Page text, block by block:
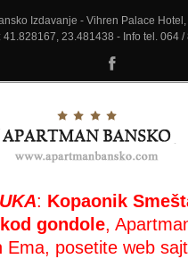
Izdavanje - Vihren Palace
41.828167, 23.481438 - Info tel. 064 /
: Kopaonik
gondole,
Ema, posetite web sajt